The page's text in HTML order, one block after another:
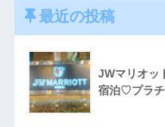
最近の投稿
JWマリオッ
宿泊♡プラチ